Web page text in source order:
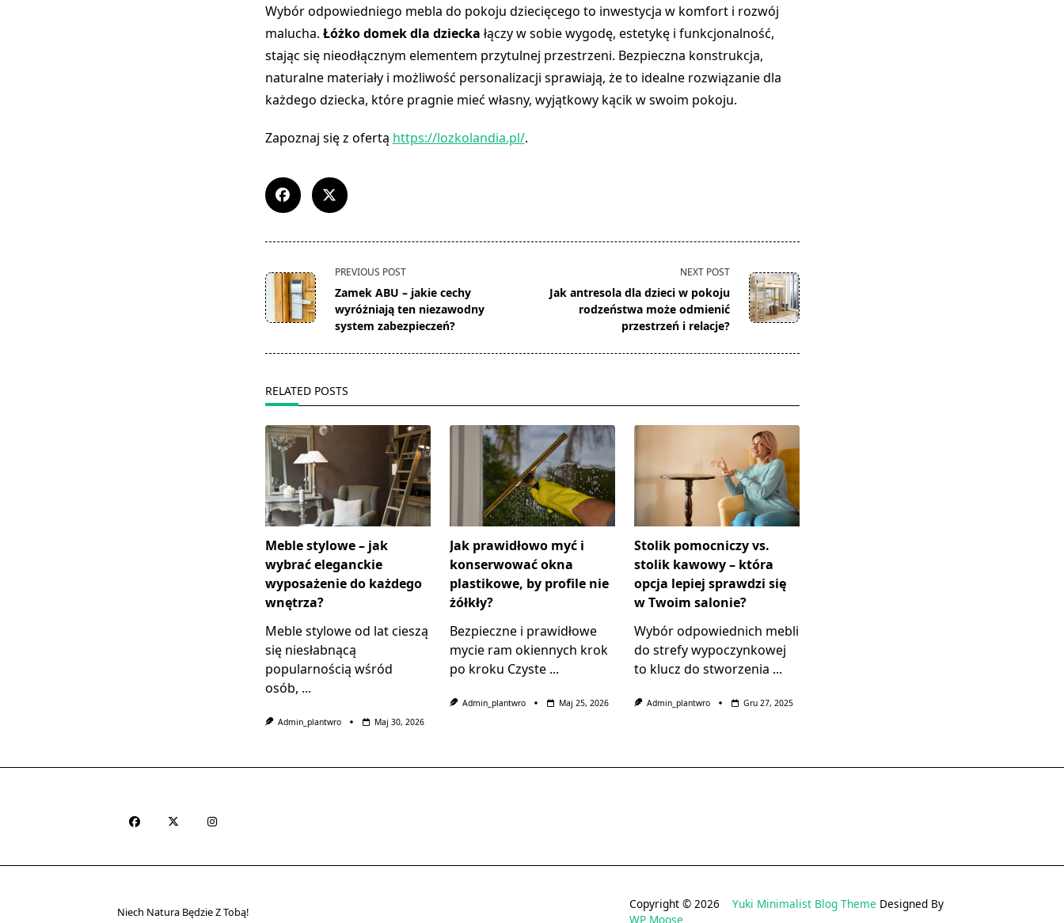
Wybór odpowiedniego mebla do pokoju dziecięcego to inwestycja w komfort i rozwój
malucha. Łóżko domek dla dziecka łączy w sobie wygodę, estetykę i funkcjonalność,
stając się nieodłącznym elementem przytulnej przestrzeni. Bezpieczna konstrukcja,
naturalne materiały i możliwość personalizacji sprawiają, że to idealne rozwiązanie dla
każdego dziecka, które pragnie mieć własny, wyjątkowy kącik w swoim pokoju.
Zapoznaj się z ofertą https://lozkolandia.pl/.
<span
class="nav-
subtitle
screen-
PREVIOUS POST
Zamek ABU – jakie cechy
wyróżniają ten niezawodny
system zabezpieczeń?
NEXT POST
Jak antresola dla dzieci w pokoju
rodzeństwa może odmienić
przestrzeń i relacje?
RELATED POSTS
Meble stylowe – jak
wybrać eleganckie
wyposażenie do każdego
wnętrza?
Meble stylowe od lat cieszą
się niesłabnącą
popularnością wśród
osób, ...
Admin_plantwro Maj 30, 2026
Jak prawidłowo myć i
konserwować okna
plastikowe, by profile nie
żółkły?
Bezpieczne i prawidłowe
mycie ram okiennych krok
po kroku Czyste ...
Admin_plantwro Maj 25, 2026
Stolik pomocniczy vs.
stolik kawowy – która
opcja lepiej sprawdzi się
w Twoim salonie?
Wybór odpowiednich mebli
do strefy wypoczynkowej
to klucz do stworzenia ...
Admin_plantwro Gru 27, 2025
Niech Natura Będzie Z Tobą!
Copyright © 2026Yuki Minimalist Blog Theme Designed By
WP Moose